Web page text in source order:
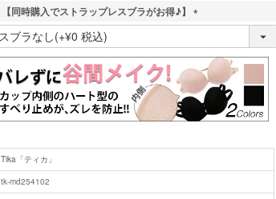
【同時購入でストラップレスブラがお得♪】
(
必
須
)
Tika「ティカ」
tk-md254102